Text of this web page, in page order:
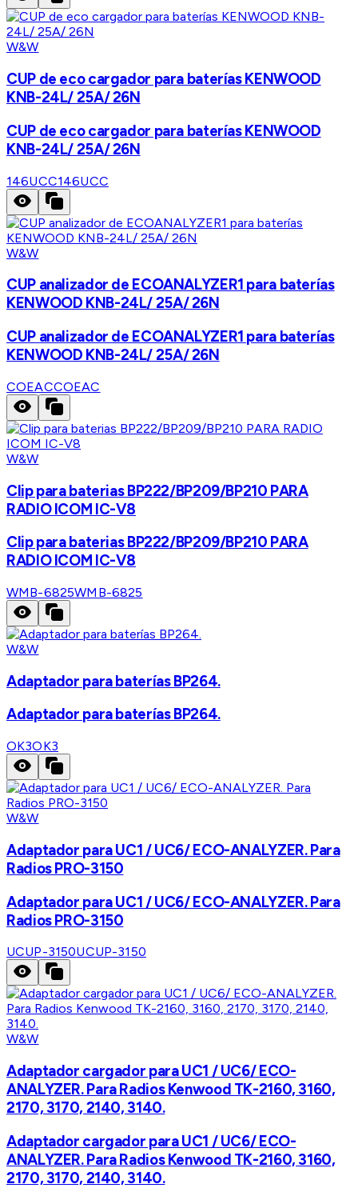
W&W
CUP de eco cargador para baterías KENWOOD
KNB-24L/ 25A/ 26N
CUP de eco cargador para baterías KENWOOD
KNB-24L/ 25A/ 26N
146UCC146UCC
W&W
CUP analizador de ECOANALYZER1 para baterías
KENWOOD KNB-24L/ 25A/ 26N
CUP analizador de ECOANALYZER1 para baterías
KENWOOD KNB-24L/ 25A/ 26N
COEACCOEAC
W&W
Clip para baterias BP222/BP209/BP210 PARA
RADIO ICOM IC-V8
Clip para baterias BP222/BP209/BP210 PARA
RADIO ICOM IC-V8
WMB-6825WMB-6825
W&W
Adaptador para baterías BP264.
Adaptador para baterías BP264.
OK3OK3
W&W
Adaptador para UC1 / UC6/ ECO-ANALYZER. Para
Radios PRO-3150
Adaptador para UC1 / UC6/ ECO-ANALYZER. Para
Radios PRO-3150
UCUP-3150UCUP-3150
W&W
Adaptador cargador para UC1 / UC6/ ECO-
ANALYZER. Para Radios Kenwood TK-2160, 3160,
2170, 3170, 2140, 3140.
Adaptador cargador para UC1 / UC6/ ECO-
ANALYZER. Para Radios Kenwood TK-2160, 3160,
2170, 3170, 2140, 3140.